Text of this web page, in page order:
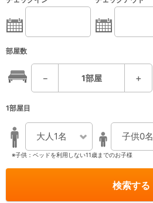
部屋数
－ 1部屋 ＋
1部屋目
大人1名 子供0名
※子供：ベッドを利用しない11歳までのお子様
検索する